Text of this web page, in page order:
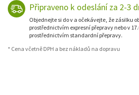
Připraveno k odeslání za 2-3
Objednejte si do v a očekávejte, že zásilku
prostřednictvím expresní přepravy nebo v
prostřednictvím standardní přepravy.
* Cena včetně DPH a bez nákladů na dopravu